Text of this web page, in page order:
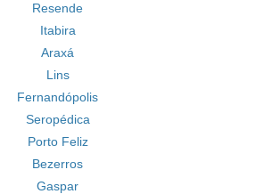
Resende
Itabira
Araxá
Lins
Fernandópolis
Seropédica
Porto Feliz
Bezerros
Gaspar